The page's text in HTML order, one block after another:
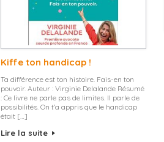
Kiffe ton handicap !
Ta différence est ton histoire. Fais-en ton
pouvoir. Auteur : Virginie Delalande Résumé
: Ce livre ne parle pas de limites. Il parle de
possibilités. On t’a appris que le handicap
était […]
Lire la suite